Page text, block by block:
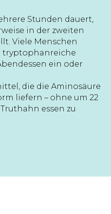
Stunden dauert,
in der zweiten
Viele Menschen
tryptophanreiche
ein oder
die die Aminosäure
liefern – ohne um 22
essen zu